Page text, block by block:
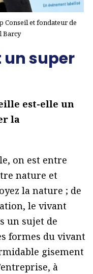
Conseil et fondateur de
Barcy
un super
est-elle un
la
on est entre
nature et
la nature ; de
le vivant
un sujet de
formes du vivant
gisement
à